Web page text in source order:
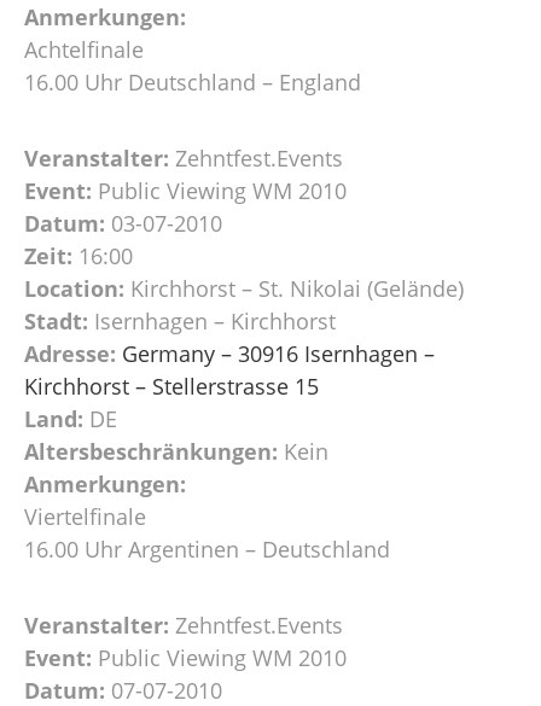
Anmerkungen:
Achtelfinale
16.00 Uhr Deutschland – England
Veranstalter: Zehntfest.Events
Event: Public Viewing WM 2010
Datum: 03-07-2010
Zeit: 16:00
Location: Kirchhorst – St. Nikolai (Gelände)
Stadt: Isernhagen – Kirchhorst
Adresse: Germany – 30916 Isernhagen –
Kirchhorst – Stellerstrasse 15
Land: DE
Altersbeschränkungen: Kein
Anmerkungen:
Viertelfinale
16.00 Uhr Argentinen – Deutschland
Veranstalter: Zehntfest.Events
Event: Public Viewing WM 2010
Datum: 07-07-2010